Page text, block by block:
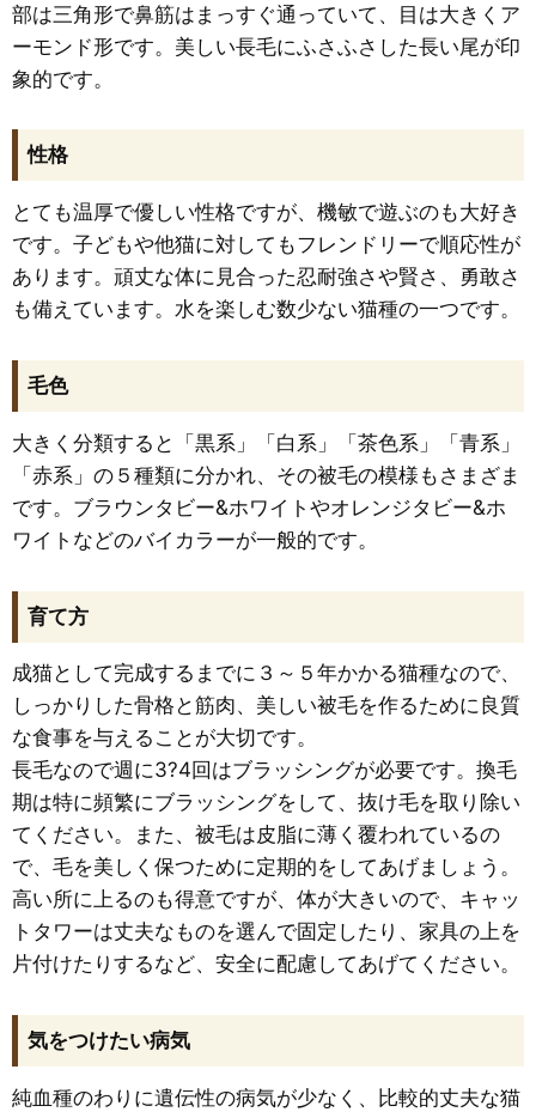
部は三角形で鼻筋はまっすぐ通っていて、目は大きくア
ーモンド形です。美しい長毛にふさふさした長い尾が印
象的です。
性格
とても温厚で優しい性格ですが、機敏で遊ぶのも大好き
です。子どもや他猫に対してもフレンドリーで順応性が
あります。頑丈な体に見合った忍耐強さや賢さ、勇敢さ
も備えています。水を楽しむ数少ない猫種の一つです。
毛色
大きく分類すると「黒系」「白系」「茶色系」「青系」
「赤系」の５種類に分かれ、その被毛の模様もさまざま
です。ブラウンタビー&ホワイトやオレンジタビー&ホ
ワイトなどのバイカラーが一般的です。
育て方
成猫として完成するまでに３～５年かかる猫種なので、
しっかりした骨格と筋肉、美しい被毛を作るために良質
な食事を与えることが大切です。
長毛なので週に3?4回はブラッシングが必要です。換毛
期は特に頻繁にブラッシングをして、抜け毛を取り除い
てください。また、被毛は皮脂に薄く覆われているの
で、毛を美しく保つために定期的をしてあげましょう。
高い所に上るのも得意ですが、体が大きいので、キャッ
トタワーは丈夫なものを選んで固定したり、家具の上を
片付けたりするなど、安全に配慮してあげてください。
気をつけたい病気
純血種のわりに遺伝性の病気が少なく、比較的丈夫な猫